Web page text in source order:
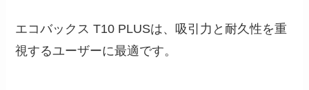
エコバックス T10 PLUSは、吸引力と耐久性を重
視するユーザーに最適です。